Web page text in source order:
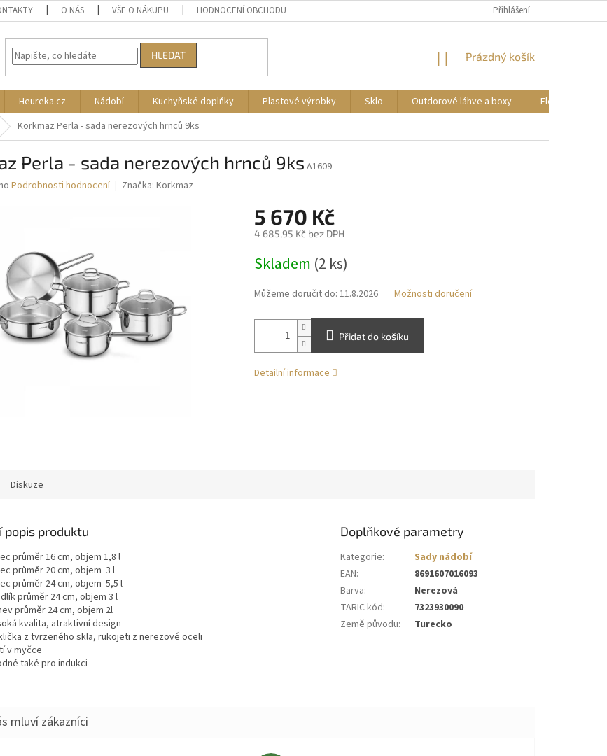
O NÁS VŠE O NÁKUPU HODNOCENÍ OBCHODU OBCHODNÍ PODMÍNKY
Přihlášení
HLEDAT
NÁKUPNÍ
Prázdný košík
Heureka.cz Nádobí Kuchyňské doplňky Plastové výrobky Sklo Outdorové láhve a boxy
Elektrické
Korkmaz Perla - sada nerezových hrnců 9ks
Perla - sada nerezových hrnců 9ks A1609
Podrobnosti hodnocení Značka: Korkmaz
5 670 Kč
4 685,95 Kč bez DPH
cena:
Skladem (2 ks)
Můžeme doručit do: 11.8.2026 Možnosti doručení
Přidat do košíku
Detailní informace
Diskuze
popis produktu
průměr 16 cm, objem 1,8 l
průměr 20 cm, objem 3 l
průměr 24 cm, objem 5,5 l
průměr 24 cm, objem 3 l
průměr 24 cm, objem 2l
kvalita, atraktivní design
z tvrzeného skla, rukojeti z nerezové oceli
v myčce
také pro indukci
Doplňkové parametry
Kategorie:
Sady nádobí
EAN:
8691607016093
Barva:
Nerezová
TARIC kód:
7323930090
Země původu: Turecko